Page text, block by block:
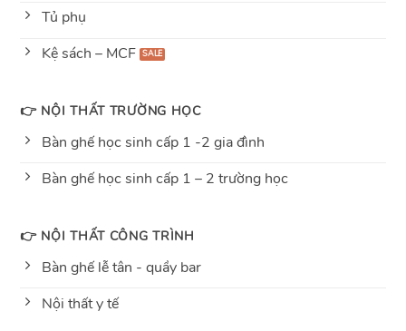
Tủ phụ
Kệ sách – MCF
👉 NỘI THẤT TRƯỜNG HỌC
Bàn ghế học sinh cấp 1 -2 gia đình
Bàn ghế học sinh cấp 1 – 2 trường học
👉 NỘI THẤT CÔNG TRÌNH
Bàn ghế lễ tân - quầy bar
Nội thất y tế